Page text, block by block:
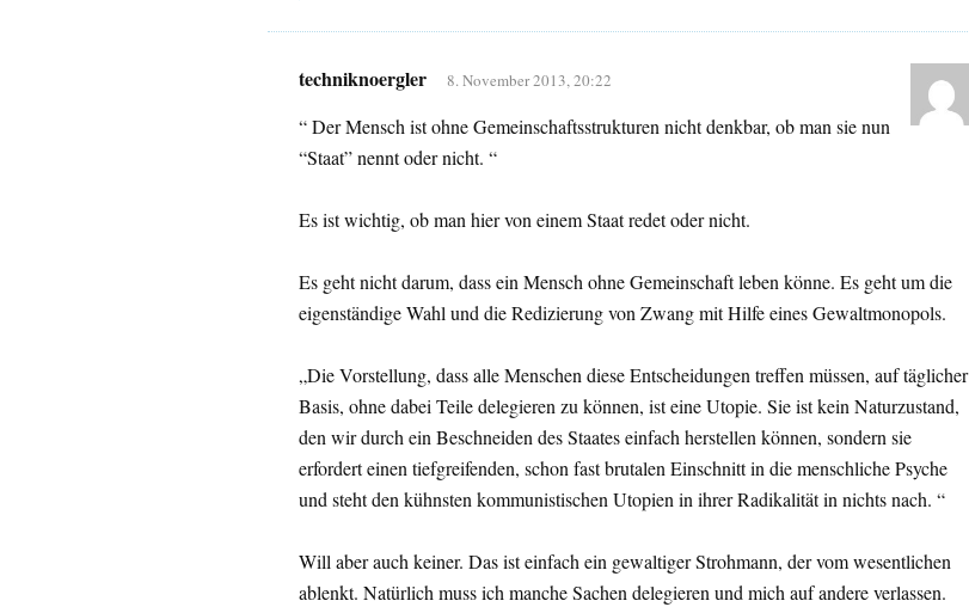
techniknoergler 8. November 2013, 20:22
“ Der Mensch ist ohne Gemeinschaftsstrukturen nicht denkbar, ob man sie nun
“Staat” nennt oder nicht. “
Es ist wichtig, ob man hier von einem Staat redet oder nicht.
Es geht nicht darum, dass ein Mensch ohne Gemeinschaft leben könne. Es geht um die
eigenständige Wahl und die Redizierung von Zwang mit Hilfe eines Gewaltmonopols.
„Die Vorstellung, dass alle Menschen diese Entscheidungen treffen müssen, auf täglicher
Basis, ohne dabei Teile delegieren zu können, ist eine Utopie. Sie ist kein Naturzustand,
den wir durch ein Beschneiden des Staates einfach herstellen können, sondern sie
erfordert einen tiefgreifenden, schon fast brutalen Einschnitt in die menschliche Psyche
und steht den kühnsten kommunistischen Utopien in ihrer Radikalität in nichts nach. “
Will aber auch keiner. Das ist einfach ein gewaltiger Strohmann, der vom wesentlichen
ablenkt. Natürlich muss ich manche Sachen delegieren und mich auf andere verlassen.